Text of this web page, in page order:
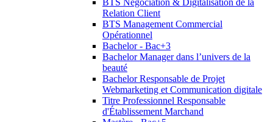
BTS Négociation & Digitalisation de la
Relation Client
BTS Management Commercial
Opérationnel
Bachelor - Bac+3
Bachelor Manager dans l’univers de la
beauté
Bachelor Responsable de Projet
Webmarketing et Communication digitale
Titre Professionnel Responsable
d'Établissement Marchand